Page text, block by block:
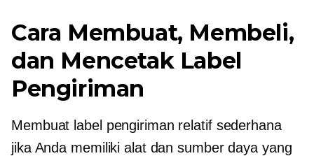
Cara Membuat, Membeli,
dan Mencetak Label
Pengiriman
Membuat label pengiriman relatif sederhana
jika Anda memiliki alat dan sumber daya yang